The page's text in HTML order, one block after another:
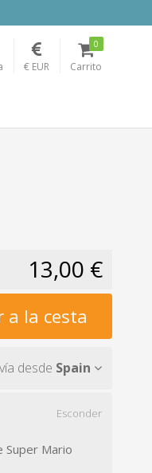
€ EUR Carrito
0
13,00 €
a la cesta
desde Spain
Esconder
Super Mario